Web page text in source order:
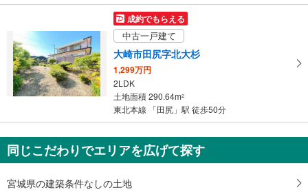
ペ
ー
ジ
に
存
す
る
成約でもらえる
中古一戸建て
大崎市田尻字北大杉
1,299万円
2LDK
土地面積 290.64m2
東北本線 「田尻」駅 徒歩50分
同じこだわりでエリアを広げて探す
宮城県の建築条件なしの土地